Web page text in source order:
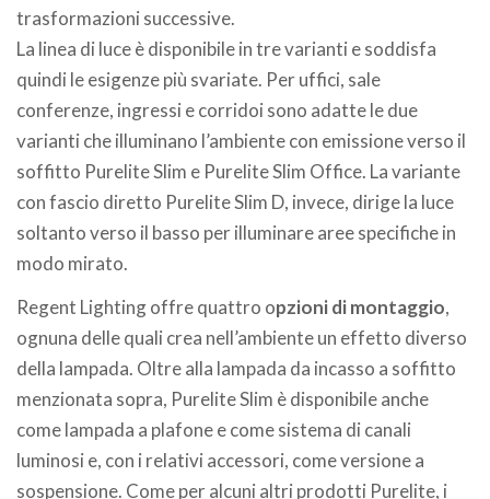
trasformazioni successive.
La linea di luce è disponibile in tre varianti e soddisfa
quindi le esigenze più svariate. Per uffici, sale
conferenze, ingressi e corridoi sono adatte le due
varianti che illuminano l’ambiente con emissione verso il
soffitto Purelite Slim e Purelite Slim Office. La variante
con fascio diretto Purelite Slim D, invece, dirige la luce
soltanto verso il basso per illuminare aree specifiche in
modo mirato.
Regent Lighting offre quattro opzioni di montaggio,
ognuna delle quali crea nell’ambiente un effetto diverso
della lampada. Oltre alla lampada da incasso a soffitto
menzionata sopra, Purelite Slim è disponibile anche
come lampada a plafone e come sistema di canali
luminosi e, con i relativi accessori, come versione a
sospensione. Come per alcuni altri prodotti Purelite, i